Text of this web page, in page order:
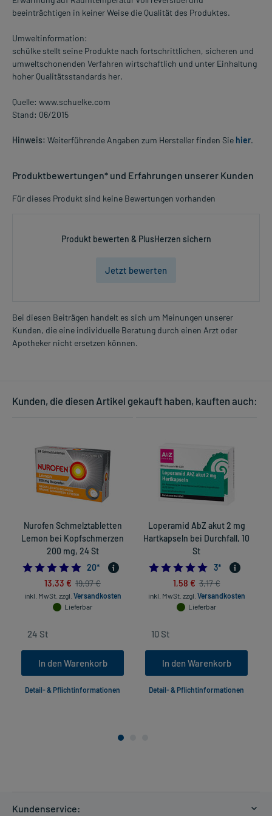
beeinträchtigen in keiner Weise die Qualität des Produktes.
Umweltinformation:
schülke stellt seine Produkte nach fortschrittlichen, sicheren und
umweltschonenden Verfahren wirtschaftlich und unter Einhaltung
hoher Qualitätsstandards her.
Quelle: www.schuelke.com
Stand: 06/2015
Hinweis: Weiterführende Angaben zum Hersteller finden Sie hier.
Produktbewertungen* und Erfahrungen unserer Kunden
Für dieses Produkt sind keine Bewertungen vorhanden
Produkt bewerten & PlusHerzen sichern
Jetzt bewerten
Bei diesen Beiträgen handelt es sich um Meinungen unserer
Kunden, die eine individuelle Beratung durch einen Arzt oder
Apotheker nicht ersetzen können.
Kunden, die diesen Artikel gekauft haben, kauften auch:
Nurofen Schmelztabletten
Lemon bei Kopfschmerzen
200 mg, 24 St
5.0
20*
13,33 € 19,97 €
inkl. MwSt. zzgl. Versandkosten
Lieferbar
In den Warenkorb
Detail- & Pflichtinformationen
Loperamid AbZ akut 2 mg
Hartkapseln bei Durchfall, 10
St
5.0
3*
1,58 € 3,17 €
inkl. MwSt. zzgl. Versandkosten
Lieferbar
In den Warenkorb
Detail- & Pflichtinformationen
Kundenservice: